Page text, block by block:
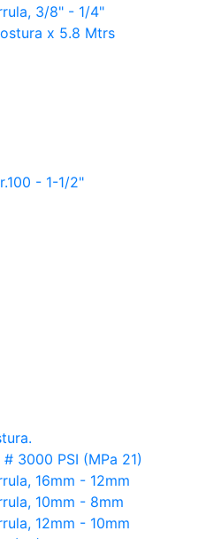
3/8" - 1/4"
x 5.8 Mtrs
- 1-1/2"
3000 PSI (MPa 21)
16mm - 12mm
10mm - 8mm
12mm - 10mm